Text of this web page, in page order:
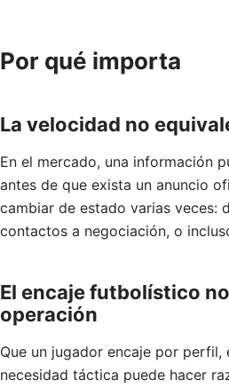
Por qué importa
La velocidad no
En el mercado, una información
antes de que exista un anuncio
cambiar de estado varias veces:
contactos a negociación, o
El encaje futbolístico
operación
Que un jugador encaje por
necesidad táctica puede hacer